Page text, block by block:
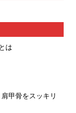
は
甲骨をスッキリ